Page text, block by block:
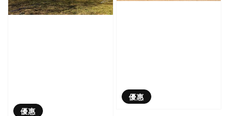
優惠
優惠